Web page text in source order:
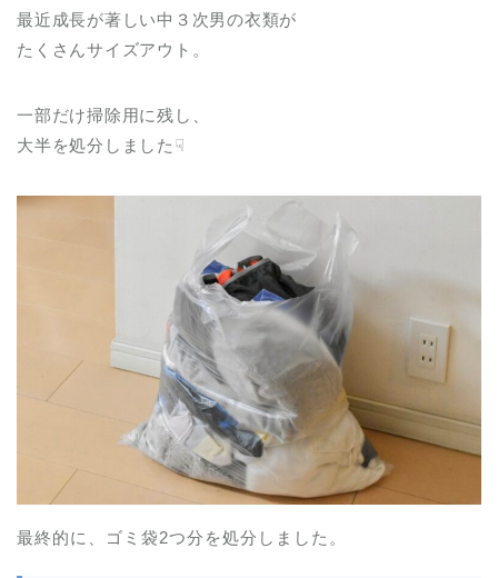
最近成長が著しい中３次男の衣類が
たくさんサイズアウト。
一部だけ掃除用に残し、
大半を処分しました☟
最終的に、ゴミ袋2つ分を処分しました。